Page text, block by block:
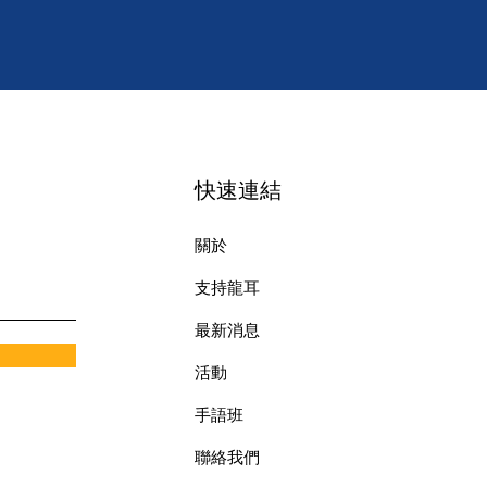
快速連結
關於
支持龍耳
最新消息
​活動
手語班
​聯絡我們